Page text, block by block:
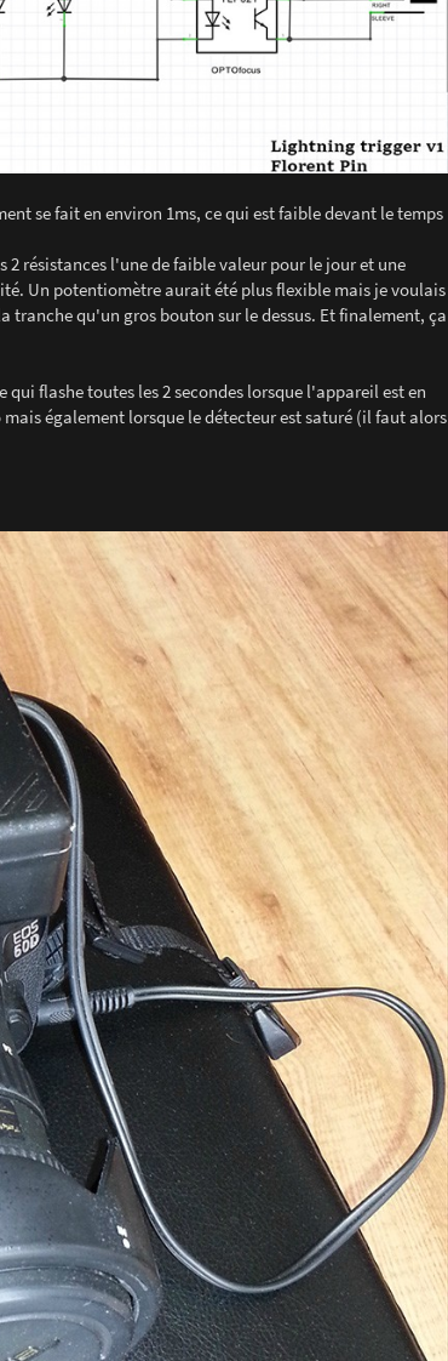
se fait en environ 1ms, ce qui est faible devant le temps
résistances l'une de faible valeur pour le jour et une
Un potentiomètre aurait été plus flexible mais je voulais
qu'un gros bouton sur le dessus. Et finalement, ça
flashe toutes les 2 secondes lorsque l'appareil est en
également lorsque le détecteur est saturé (il faut alors